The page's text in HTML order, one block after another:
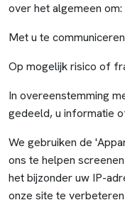
over het algemeen om:
Met u te
Op mogelijk risico of
In overeenstemming
gedeeld, u informatie
We gebruiken de
ons te helpen
het bijzonder uw IP-
onze site te